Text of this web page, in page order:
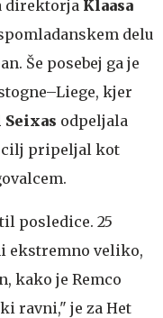
direktorja Klaasa
delu
Še posebej ga je
kjer
Seixas odpeljala
cilj pripeljal kot
posledice. 25
ekstremno veliko,
kako je Remco
ravni," je za Het